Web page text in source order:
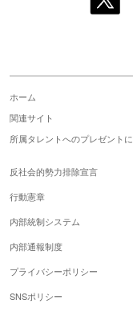
ホーム
関連サイト
所属タレントへのプレゼント
反社会的勢力排除宣言
行動憲章
内部統制システム
内部通報制度
プライバシーポリシー
SNSポリシー